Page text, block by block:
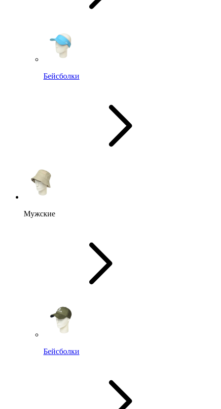
Бейсболки
Мужские
Бейсболки